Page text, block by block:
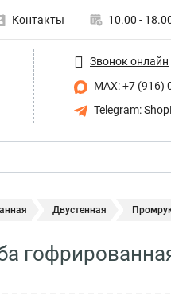
Контакты 10.00 -
Звонок онлайн
MAX: +7 (916)
Telegram:
Двустенная